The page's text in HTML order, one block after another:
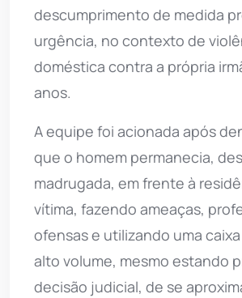
descumprimento de medida
urgência, no contexto de
doméstica contra a própria
anos.
A equipe foi acionada após
que o homem permanecia,
madrugada, em frente à
vítima, fazendo ameaças,
ofensas e utilizando uma
alto volume, mesmo estando
decisão judicial, de se